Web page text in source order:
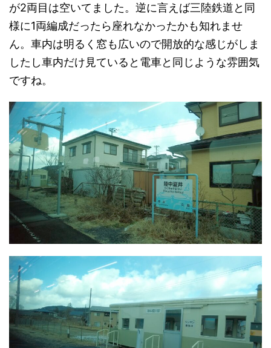
が2両目は空いてました。逆に言えば三陸鉄道と同
様に1両編成だったら座れなかったかも知れませ
ん。車内は明るく窓も広いので開放的な感じがしま
したし車内だけ見ていると電車と同じような雰囲気
ですね。